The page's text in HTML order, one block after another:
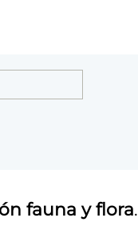
fauna y flora.